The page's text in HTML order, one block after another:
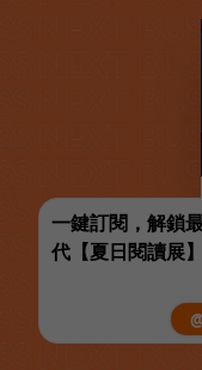
一鍵訂閱，解鎖
代【夏日閱讀展